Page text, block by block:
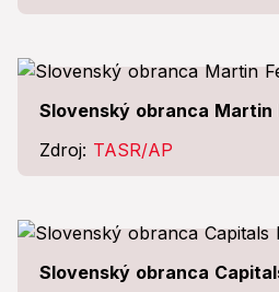
Slovenský obranca Martin
Zdroj: TASR/AP
Slovenský obranca